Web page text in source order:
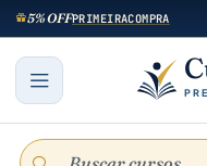
5% OFFPRIMEIRACOMPRA